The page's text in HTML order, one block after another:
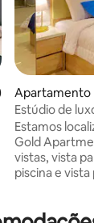
avaliação
Apartamento
enjaringan
Estúdio de
Estamos
Gold Apartment PIK. Este
vistas, vista
piscina e vista
Você pode